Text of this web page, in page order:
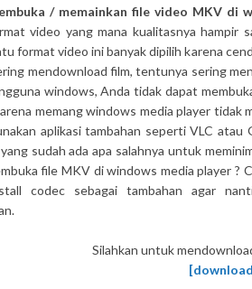
/ memainkan file video MKV di
video yang mana kualitasnya hampir
format video ini banyak dipilih karena
mendownload film, tentunya sering
windows, Anda tidak dapat
memang windows media player tidak
aplikasi tambahan seperti VLC atau
sudah ada apa salahnya untuk
file MKV di windows media player ?
codec sebagai tambahan agar
Silahkan untuk